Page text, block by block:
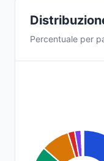
Percentuale per